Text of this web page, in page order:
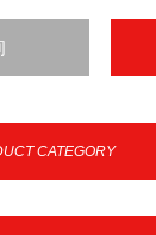
CATEGORY